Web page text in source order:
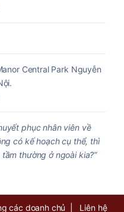
Central Park Nguyễn
phục nhân viên về
có kế hoạch cụ thể, thì
thường ở ngoài kia?”
các doanh chủ | Liên hệ